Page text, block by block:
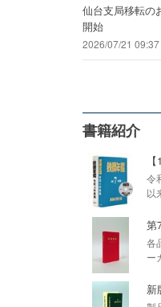
仙台支局移転
開始
2026/07/21 09:37
書籍紹介
令
以
第
各
ー
新